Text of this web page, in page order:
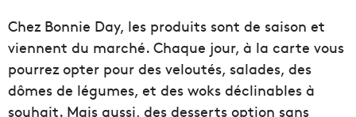
Chez Bonnie Day, les produits sont de saison et
viennent du marché. Chaque jour, à la carte vous
pourrez opter pour des veloutés, salades, des
dômes de légumes, et des woks déclinables à
souhait. Mais aussi, des desserts option sans